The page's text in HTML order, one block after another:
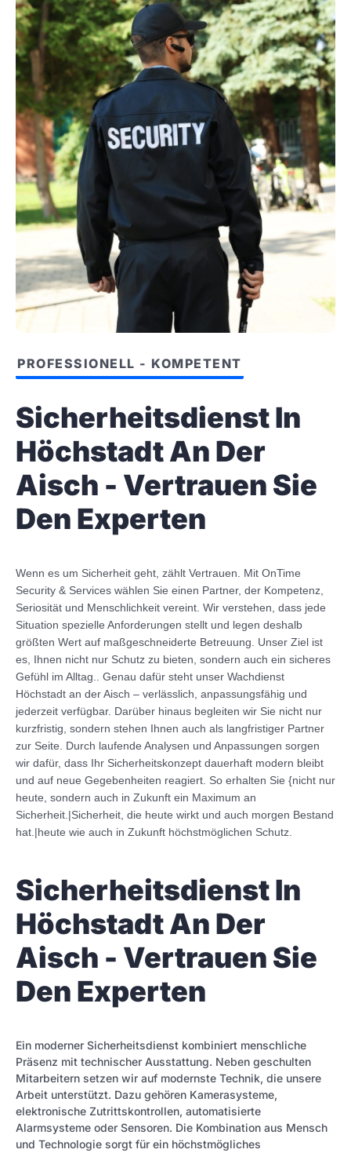
PROFESSIONELL - KOMPETENT
Sicherheitsdienst In
Höchstadt An Der
Aisch - Vertrauen Sie
Den Experten
Wenn es um Sicherheit geht, zählt Vertrauen. Mit OnTime
Security & Services wählen Sie einen Partner, der Kompetenz,
Seriosität und Menschlichkeit vereint. Wir verstehen, dass jede
Situation spezielle Anforderungen stellt und legen deshalb
größten Wert auf maßgeschneiderte Betreuung. Unser Ziel ist
es, Ihnen nicht nur Schutz zu bieten, sondern auch ein sicheres
Gefühl im Alltag.. Genau dafür steht unser Wachdienst
Höchstadt an der Aisch – verlässlich, anpassungsfähig und
jederzeit verfügbar. Darüber hinaus begleiten wir Sie nicht nur
kurzfristig, sondern stehen Ihnen auch als langfristiger Partner
zur Seite. Durch laufende Analysen und Anpassungen sorgen
wir dafür, dass Ihr Sicherheitskonzept dauerhaft modern bleibt
und auf neue Gegebenheiten reagiert. So erhalten Sie {nicht nur
heute, sondern auch in Zukunft ein Maximum an
Sicherheit.|Sicherheit, die heute wirkt und auch morgen Bestand
hat.|heute wie auch in Zukunft höchstmöglichen Schutz.
Sicherheitsdienst In
Höchstadt An Der
Aisch - Vertrauen Sie
Den Experten
Ein moderner Sicherheitsdienst kombiniert menschliche
Präsenz mit technischer Ausstattung. Neben geschulten
Mitarbeitern setzen wir auf modernste Technik, die unsere
Arbeit unterstützt. Dazu gehören Kamerasysteme,
elektronische Zutrittskontrollen, automatisierte
Alarmsysteme oder Sensoren. Die Kombination aus Mensch
und Technologie sorgt für ein höchstmögliches